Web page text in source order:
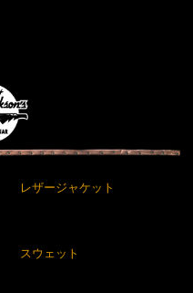
レザージャケット
スウェット